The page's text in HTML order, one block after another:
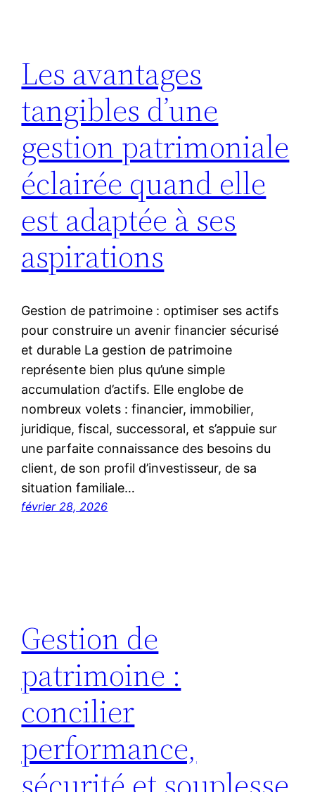
Les avantages
tangibles d’une
gestion patrimoniale
éclairée quand elle
est adaptée à ses
aspirations
Gestion de patrimoine : optimiser ses actifs
pour construire un avenir financier sécurisé
et durable La gestion de patrimoine
représente bien plus qu’une simple
accumulation d’actifs. Elle englobe de
nombreux volets : financier, immobilier,
juridique, fiscal, successoral, et s’appuie sur
une parfaite connaissance des besoins du
client, de son profil d’investisseur, de sa
situation familiale…
février 28, 2026
Gestion de
patrimoine :
concilier
performance,